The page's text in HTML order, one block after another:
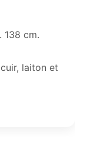
138 cm.
laiton et